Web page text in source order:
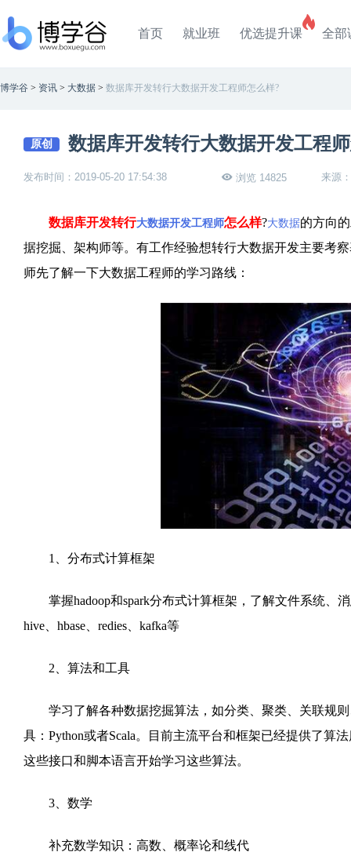
首页 就业班 优选提升课 全部
博学谷 > 资讯 > 大数据 > 数据库开发转行大数据开发工程师怎么样?
原创 数据库开发转行大数据开发工程
发布时间：2019-05-20 17:54:38 浏览 14825 来源
数据库开发转行大数据开发工程师怎么样?大数据的方向
据挖掘、架构师等。有工作经验想转行大数据开发主要考
师先了解一下大数据工程师的学习路线：
1、分布式计算框架
掌握hadoop和spark分布式计算框架，了解文件系统、消
hive、hbase、redies、kafka等
2、算法和工具
学习了解各种数据挖掘算法，如分类、聚类、关联规则
具：Python或者Scala。目前主流平台和框架已经提供了算
这些接口和脚本语言开始学习这些算法。
3、数学
补充数学知识：高数、概率论和线代